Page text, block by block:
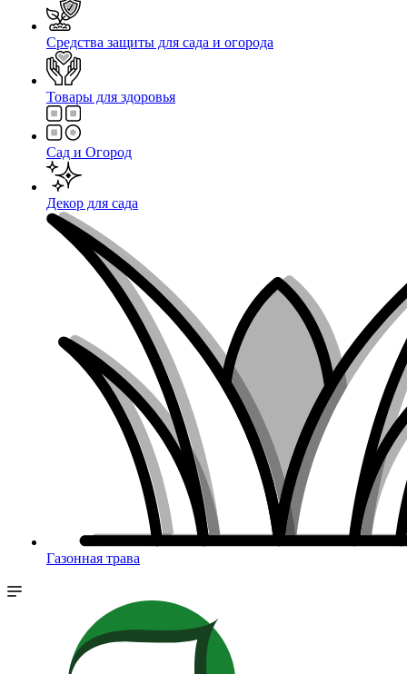
Средства защиты для сада и огорода
Товары для здоровья
Сад и Огород
Декор для сада
Газонная трава